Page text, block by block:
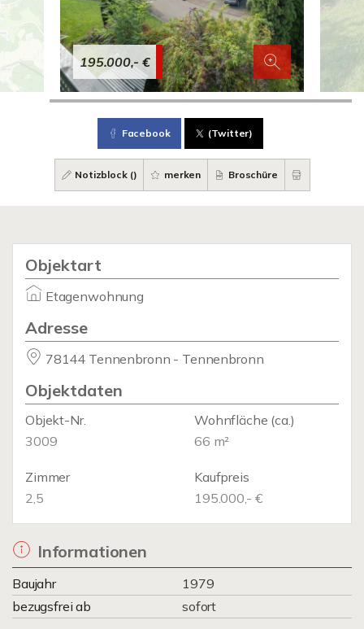
195.000,- €
Facebook (Twitter)
Notizblock () merken Broschüre
Objektart
Etagenwohnung
Adresse
78144 Tennenbronn - Tennenbronn
Objektdaten
Objekt-Nr.
3009
Wohnfläche (ca.)
66 m²
Zimmer
2,5
Kaufpreis
195.000,- €
Informationen
Baujahr
1979
bezugsfrei ab
sofort